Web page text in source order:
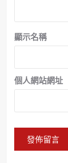
顯示名稱
個人網站網址